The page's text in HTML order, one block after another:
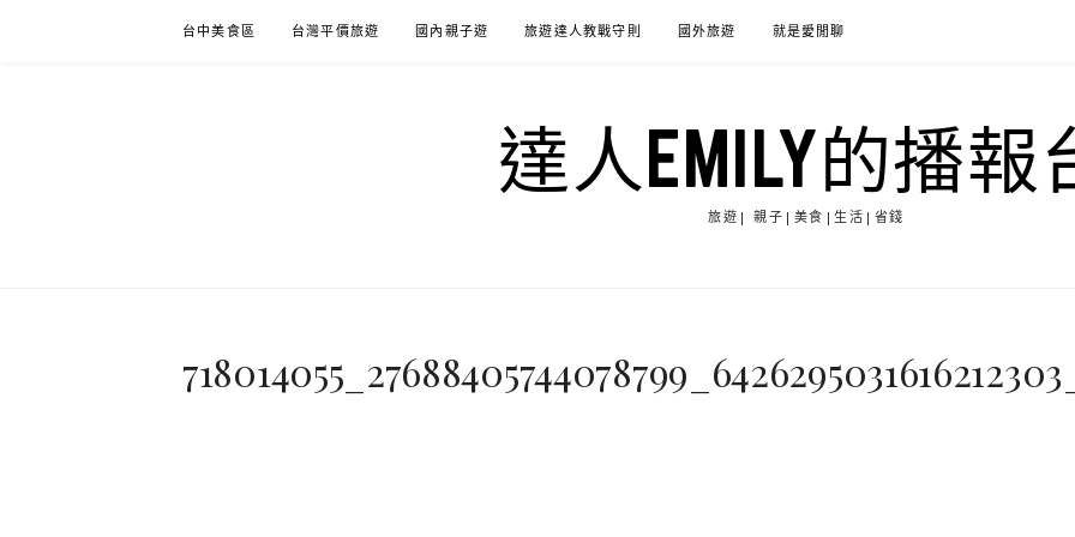
台中美食區 台灣平價旅遊 國內親子遊 旅遊達人教戰守則 國外旅遊 就是愛閒聊
達人EMILY的播報
旅遊| 親子|美食|生活|省錢